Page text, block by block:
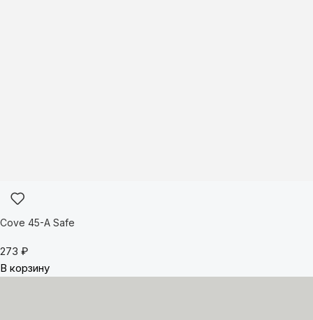
Cove 45-A Safe
273 ₽
В корзину